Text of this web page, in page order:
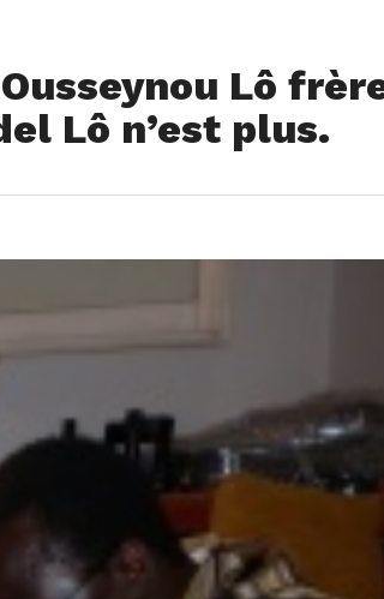
Lô
Lô n’est plus.